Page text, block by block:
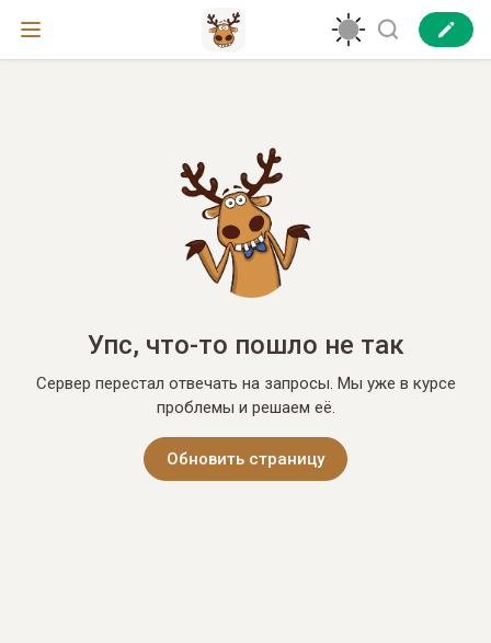
Упс, что-то пошло не так
Сервер перестал отвечать на запросы. Мы уже в курсе
проблемы и решаем её.
Обновить страницу